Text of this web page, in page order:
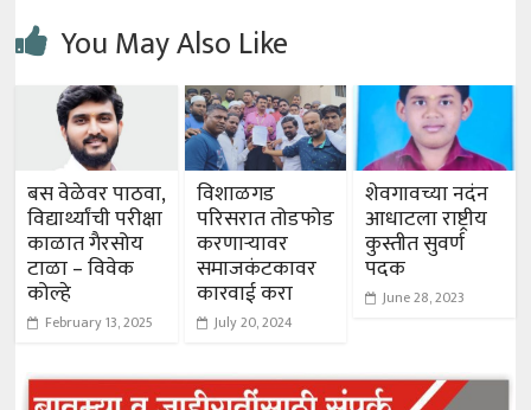
You May Also Like
बस वेळेवर पाठवा,
विद्यार्थ्यांची परीक्षा
काळात गैरसोय
टाळा – विवेक
कोल्हे
February 13, 2025
विशाळगड
परिसरात तोडफोड
करणाऱ्यावर
समाजकंटकावर
कारवाई करा
July 20, 2024
शेवगावच्या नदंन
आधाटला राष्ट्रीय
कुस्तीत सुवर्ण
पदक
June 28, 2023